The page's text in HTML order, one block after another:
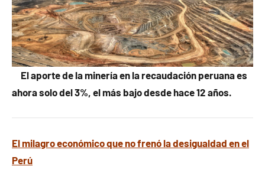
El aporte de la minería en la recaudación peruana es
ahora solo del 3%, el más bajo desde hace 12 años.
El milagro económico que no frenó la desigualdad en el
Perú